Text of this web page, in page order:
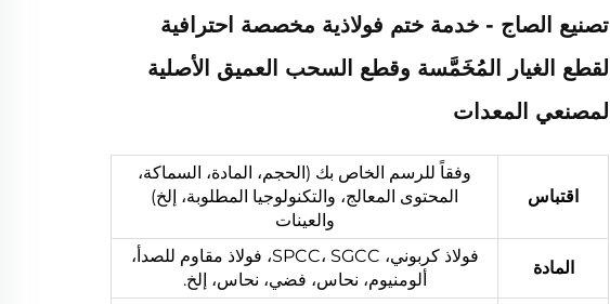
تصنيع الصاج - خدمة ختم فولاذية مخصصة احترافية
لقطع الغيار المُخَمَّسة وقطع السحب العميق الأصلية
لمصنعي المعدات
اقتباس
وفقاً للرسم الخاص بك (الحجم، المادة، السماكة،
المحتوى المعالج، والتكنولوجيا المطلوبة، إلخ)
والعينات
المادة
فولاذ كربوني، SPCC، SGCC، فولاذ مقاوم للصدأ،
ألومنيوم، نحاس، فضي، نحاس، إلخ.